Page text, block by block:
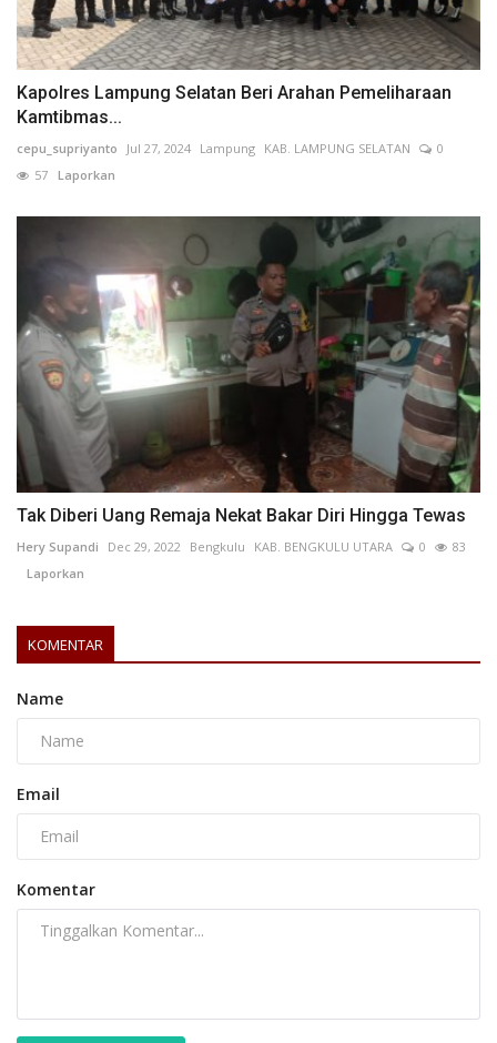
Kapolres Lampung Selatan Beri Arahan Pemeliharaan
Kamtibmas...
cepu_supriyanto Jul 27, 2024 Lampung KAB. LAMPUNG SELATAN
0
57 Laporkan
Tak Diberi Uang Remaja Nekat Bakar Diri Hingga Tewas
Hery Supandi Dec 29, 2022 Bengkulu KAB. BENGKULU UTARA 0
83
Laporkan
KOMENTAR
Name
Email
Komentar